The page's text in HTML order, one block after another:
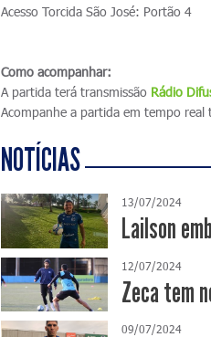
Acesso Torcida São José: Portão 4
Como acompanhar:
A partida terá transmissão Rádio
Acompanhe a partida em tempo
NOTÍCIAS
13/07/2024
Lailson
12/07/2024
Zeca tem
09/07/2024